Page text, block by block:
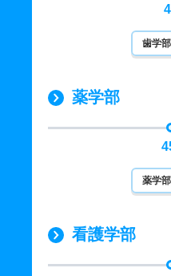
歯学
薬学部
薬学
看護学部